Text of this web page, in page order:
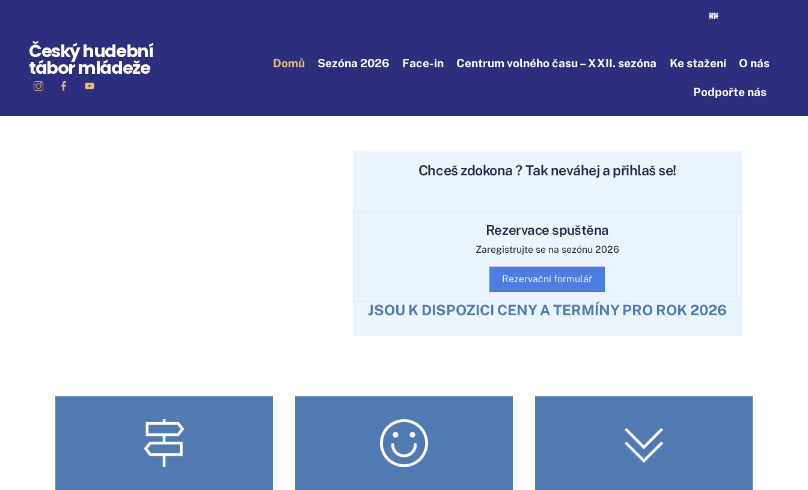
content
Český hudební
tábor mládeže Domů Sezóna 2026 Face-in Centrum volného času – XXII. sezóna Ke stažení O nás
Podpořte nás
Chcešzdokonalit c ? Tak neváhej a přihlaš se!
Rezervace spuštěna
Zaregistrujte se na sezónu 2026
Rezervační formulář
JSOU K DISPOZICI CENY A TERMÍNY PRO ROK 2026